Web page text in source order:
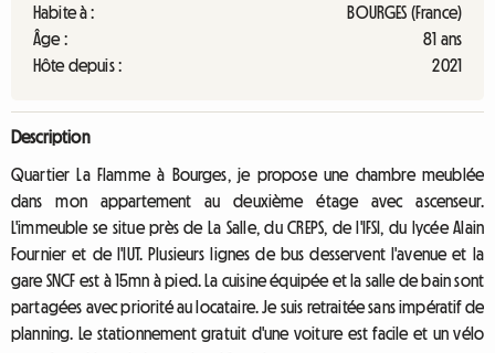
Habite à :
BOURGES (France)
Âge :
81 ans
Hôte depuis :
2021
Description
Quartier La Flamme à Bourges, je propose une chambre meublée
dans mon appartement au deuxième étage avec ascenseur.
L'immeuble se situe près de La Salle, du CREPS, de l'IFSI, du lycée Alain
Fournier et de l'IUT. Plusieurs lignes de bus desservent l'avenue et la
gare SNCF est à 15mn à pied. La cuisine équipée et la salle de bain sont
partagées avec priorité au locataire. Je suis retraitée sans impératif de
planning. Le stationnement gratuit d'une voiture est facile et un vélo